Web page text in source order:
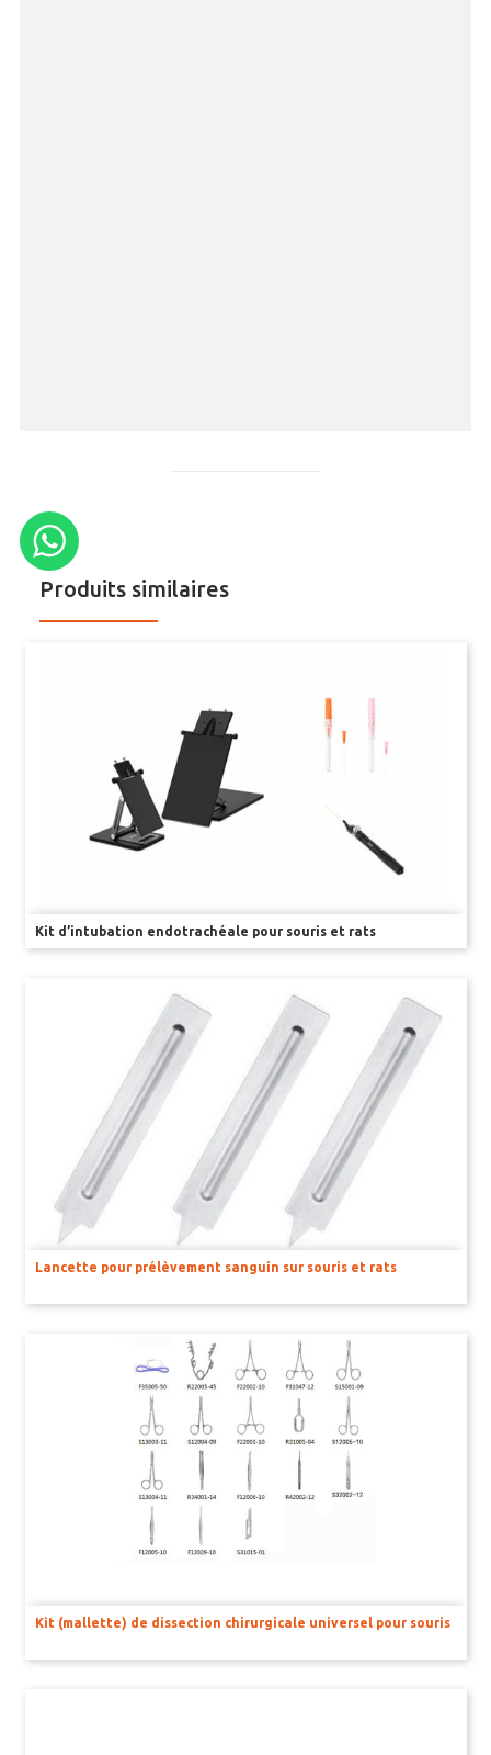
Produits similaires
Kit d’intubation endotrachéale pour souris et rats
Lancette pour prélèvement sanguin sur souris et rats
Kit (mallette) de dissection chirurgicale universel pour souris